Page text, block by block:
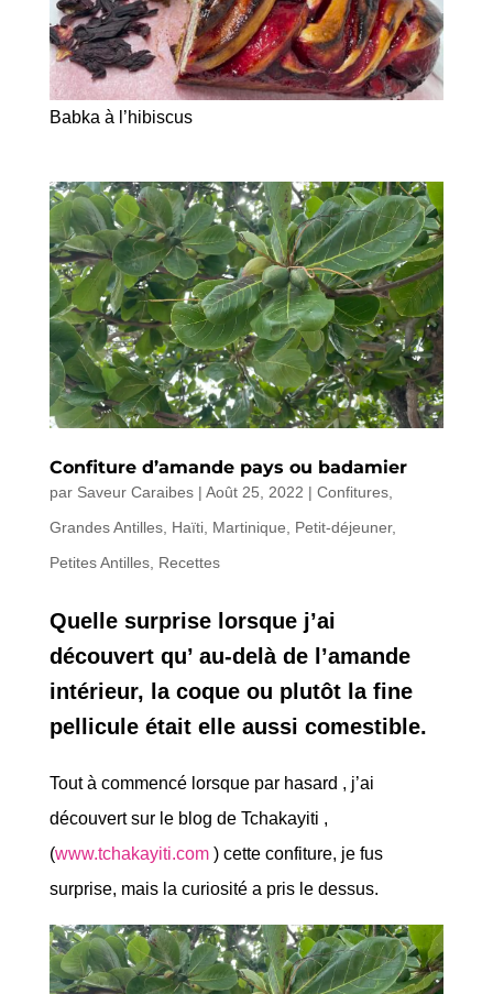
Babka à l’hibiscus
Confiture d’amande pays ou badamier
par Saveur Caraibes| Août 25, 2022 | Confitures,
Grandes Antilles, Haïti, Martinique Petit-déjeuner,
Petites Antilles, Recettes
Quelle surprise lorsque j’ai
découvert qu’ au-delà de l’amande
intérieur, la coque ou plutôt la fine
pellicule était elle aussi comestible.
Tout à commencé lorsque par hasard , j’ai
découvert sur le blog de Tchakayiti ,
(www.tchakayiti.com) cette confiture, je fus
surprise, mais la curiosité a pris le dessus.